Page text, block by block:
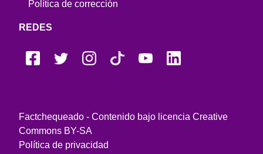
Política de corrección
REDES
Factchequeado - Contenido bajo licencia Creative
Commons BY-SA
Política de privacidad